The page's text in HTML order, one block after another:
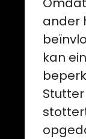
ander
kan